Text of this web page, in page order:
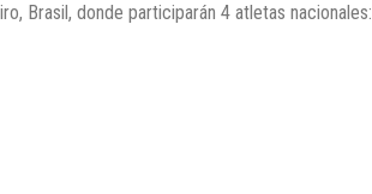
Brasil, donde participarán 4 atletas nacionales: